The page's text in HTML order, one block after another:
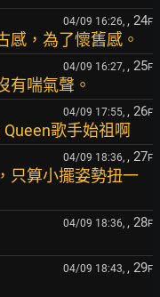
04/09 16:26, , 24F
感，為了懷舊感。
04/09 16:27, , 25F
有喘氣聲。
04/09 17:55, , 26F
歌手始祖啊
04/09 18:36, , 27F
只算小擺姿勢扭一
04/09 18:36, , 28F
04/09 18:43, , 29F